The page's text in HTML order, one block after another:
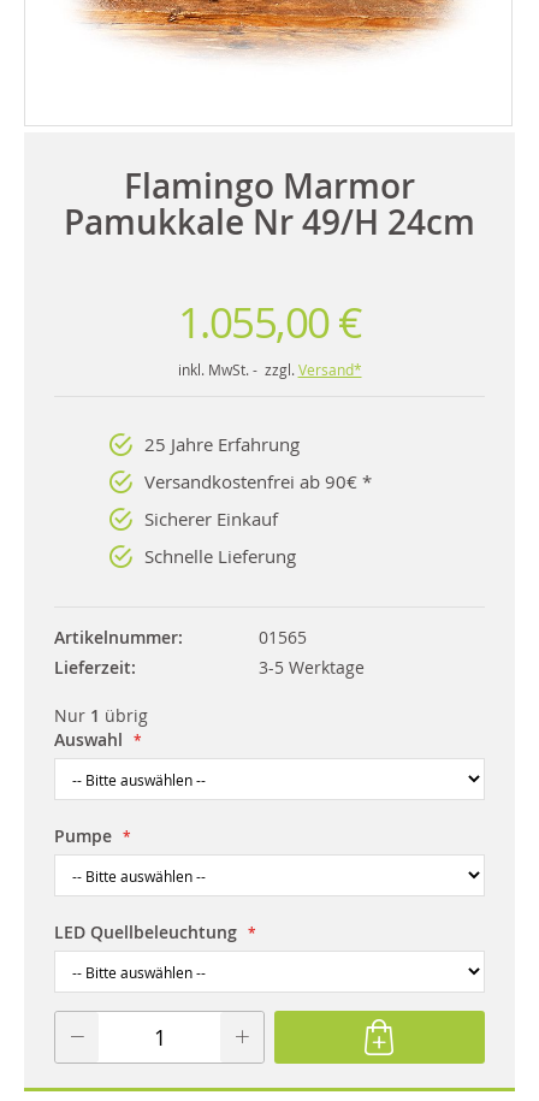
Flamingo Marmor
Pamukkale Nr 49/H 24cm
1.055,00 €
inkl. MwSt. - zzgl. Versand*
25 Jahre Erfahrung
Versandkostenfrei ab 90€ *
Sicherer Einkauf
Schnelle Lieferung
Artikelnummer
01565
Lieferzeit
3-5 Werktage
Nur 1 übrig
Auswahl
Pumpe
LED Quellbeleuchtung